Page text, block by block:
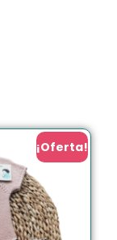
¡Oferta!